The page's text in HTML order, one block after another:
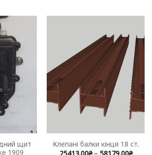
має
варіантів.
Параметри
можна
вибрати
на
сторінці
товару
щит
1909
Клепані балки кінця 18 ст.
25413.00₴ – 58179.00₴Price